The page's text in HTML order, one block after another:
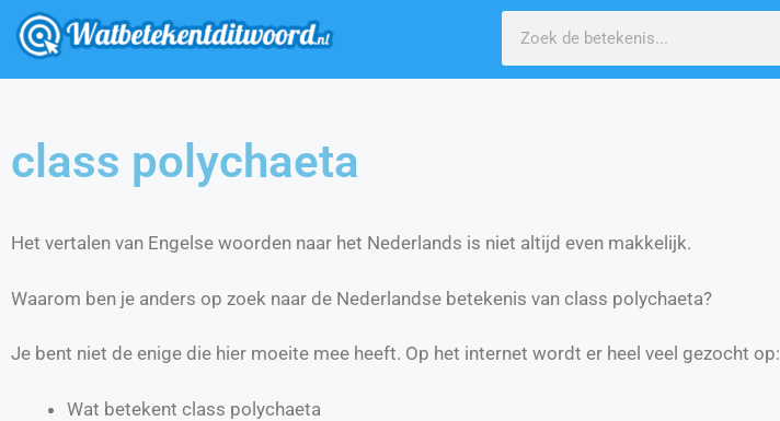
class polychaeta
Het vertalen van Engelse woorden naar het Nederlands is niet altijd even makkelijk.
Waarom ben je anders op zoek naar de Nederlandse betekenis van class polychaeta?
Je bent niet de enige die hier moeite mee heeft. Op het internet wordt er heel veel gezocht op:
Wat betekent class polychaeta